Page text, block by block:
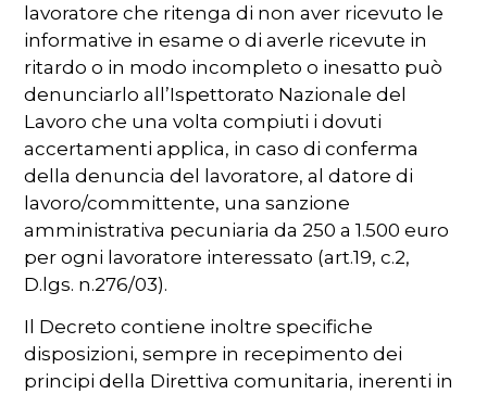
lavoratore che ritenga di non aver ricevuto le
informative in esame o di averle ricevute in
ritardo o in modo incompleto o inesatto può
denunciarlo all’Ispettorato Nazionale del
Lavoro che una volta compiuti i dovuti
accertamenti applica, in caso di conferma
della denuncia del lavoratore, al datore di
lavoro/committente, una sanzione
amministrativa pecuniaria da 250 a 1.500 euro
per ogni lavoratore interessato (art.19, c.2,
D.lgs. n.276/03).
Il Decreto contiene inoltre specifiche
disposizioni, sempre in recepimento dei
principi della Direttiva comunitaria, inerenti in